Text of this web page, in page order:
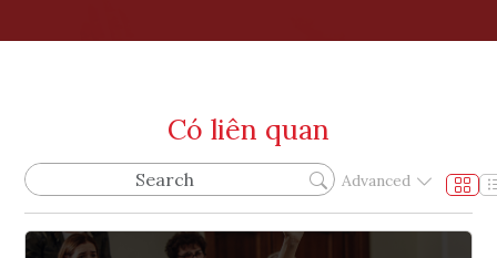
Có liên quan
Advanced